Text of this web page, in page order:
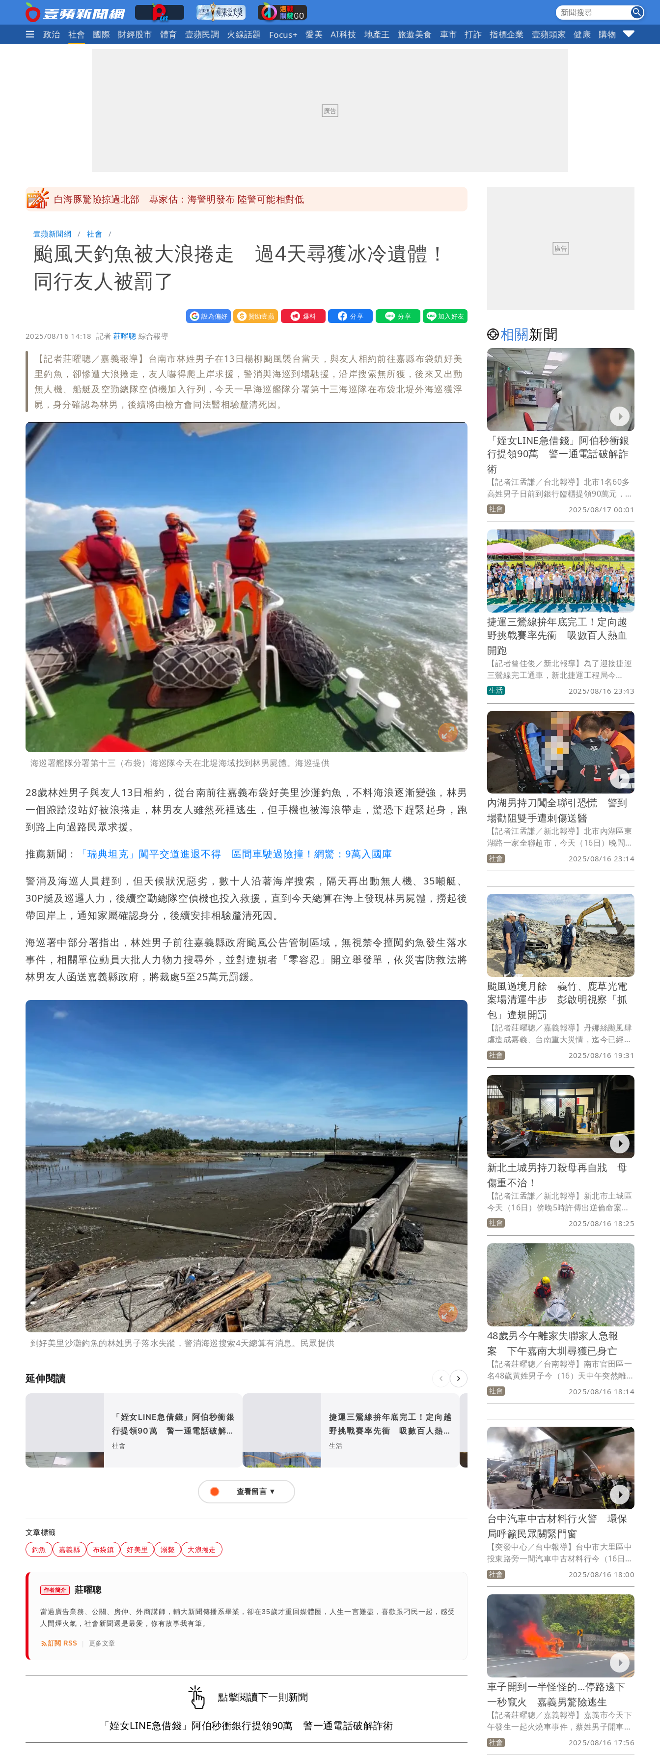
生活 政治 社會 國際 財經股市 體育 壹蘋民調 火線話題 Focus+ 愛美 AI科技 地產王 旅遊美食 車市 打詐 指標企業 壹蘋頭家 健康 購物 女神
「楊承勳」名字終於公開！被害人父淚喊「終於能交代」 捐500萬獎學金延續愛
壹蘋新聞網 社會
颱風天釣魚被大浪捲走 過4天尋獲冰冷遺體！
同行友人被罰了
設為偏好 贊助壹蘋 我要爆料
2025/08/16 14:18 記者莊曜聰 綜合報導
【記者莊曜聰／嘉義報導】台南市林姓男子在13日楊柳颱風襲台當天，與友人相約前往嘉縣布袋鎮好美
里釣魚，卻慘遭大浪捲走，友人嚇得爬上岸求援，警消與海巡到場馳援，沿岸搜索無所獲，後來又出動
無人機、船艇及空勤總隊空偵機加入行列，今天一早海巡艦隊分署第十三海巡隊在布袋北堤外海巡獲浮
屍，身分確認為林男，後續將由檢方會同法醫相驗釐清死因。
海巡署艦隊分署第十三（布袋）海巡隊今天在北堤海域找到林男屍體。海巡提供
28歲林姓男子與友人13日相約，從台南前往嘉義布袋好美里沙灘釣魚，不料海浪逐漸變強，林男
一個踉蹌沒站好被浪捲走，林男友人雖然死裡逃生，但手機也被海浪帶走，驚恐下趕緊起身，跑
到路上向過路民眾求援。
推薦新聞： 「瑞典坦克」闖平交道進退不得 區間車駛過險撞！網驚：9萬入國庫
警消及海巡人員趕到，但天候狀況惡劣，數十人沿著海岸搜索，隔天再出動無人機、35噸艇、
30P艇及巡邏人力，後續空勤總隊空偵機也投入救援，直到今天總算在海上發現林男屍體，撈起後
帶回岸上，通知家屬確認身分，後續安排相驗釐清死因。
海巡署中部分署指出，林姓男子前往嘉義縣政府颱風公告管制區域，無視禁令擅闖釣魚發生落水
事件，相關單位動員大批人力物力搜尋外，並對違規者「零容忍」開立舉發單，依災害防救法將
林男友人函送嘉義縣政府，將裁處5至25萬元罰鍰。
到好美里沙灘釣魚的林姓男子落水失蹤，警消海巡搜索4天總算有消息。民眾提供
延伸閱讀
「姪女LINE急借錢」阿伯秒衝銀
行提領90萬 警一通電話破解詐
術
社會
捷運三鶯線拚年底完工！定向越
野挑戰賽率先衝 吸數百人熱血
開跑
生活
內湖男持刀闖全聯引恐慌
場勸阻雙手遭刺傷送醫
社會
查看留言 ▼
文章標籤
釣魚 嘉義縣 布袋鎮 好美里 溺斃 大浪捲走
作者簡介 莊曜聰
當過廣告業務、公關、房仲、外商講師，輔大新聞傳播系畢業，卻在35歲才重回媒體圈，人生一言難盡，喜歡跟刁民一起，感受
人間煙火氣，社會新聞還是最愛，你有故事我有筆。
訂閱 RSS 更多文章
點擊閱讀下一則新聞
「姪女LINE急借錢」阿伯秒衝銀行提領90萬 警一通電話破解詐術
相關新聞
「姪女LINE急借錢」阿伯秒衝銀
行提領90萬 警一通電話破解詐
術
【記者江孟謙／台北報導】北市1名60多
高姓男子日前到銀行臨櫃提領90萬元，但
行員發覺有異，通報警方到場得知應是受
到詐騙，男子並表示為姪女要借錢，經警
方分析詐騙手法，還找到真正的姪女通話
求證，男子才得知受騙，打消提領念頭。
社會 2025/08/17 00:01
捷運三鶯線拚年底完工！定向越
野挑戰賽率先衝 吸數百人熱血
開跑
【記者曾佳俊／新北報導】為了迎接捷運
三鶯線完工通車，新北捷運工程局今
（16）日在三鶯線轉乘站LB01頂埔站周
邊，舉辦「登入三鶯！城市探險隊」定向
越野挑戰賽，以運動結合闖關的活動形
式，帶領大小朋友了解三鶯線特色、規劃
始末及工程小知識，並讓民眾探索城市角
落，活動吸引300人熱情參與，大批跑者
不畏艱辛、挑戰自我，就像三鶯線背後默
默付出的團隊一樣。
生活 2025/08/16 23:43
內湖男持刀闖全聯引恐慌 警到
場勸阻雙手遭刺傷送醫
【記者江孟謙／新北報導】北市內湖區東
湖路一家全聯超市，今天（16日）晚間9
時許傳出傷害案件，1名男子持水果刀闖
入全聯，引起民眾恐慌，警方獲報到場，
送醫，所幸無生命危險，而這名男子隨後
也被壓制一併送醫，詳細原因仍待警方調
查。
社會 2025/08/16 23:14
颱風過境月餘 義竹、鹿草光電
案場清運牛步 彭啟明視察「抓
包」違規開罰
【記者莊曜聰／嘉義報導】丹娜絲颱風肆
虐造成嘉義、台南重大災情，迄今已經1
月有餘，重建工作正陸續進行中，環境部
在嘉義縣環保局設立災後復原南部辦公
室，今（16）天舉行揭牌儀式，部長彭啓
明前往義竹、鹿草滯洪池視察光電案場清
運狀況，當場撞見業者在現場將光電板破
碎後再裝袋運送，違反《廢棄物清理法》
將再開罰。
社會 2025/08/16 19:31
新北土城男持刀殺母再自戕 母
傷重不治！
【記者江孟謙／新北報導】新北市土城區
今天（16日）傍晚5時許傳出逆倫命案，1
名男子疑似與母親發生爭吵，一怒之下竟
拿超砍殺老母親，警消獲報到場時，老婦
人已經無生命跡象，而行兇的兒子犯案後
拿刀自殘，目前2人都已送醫急救，老婦
人經過搶救後仍傷重不治，詳細情況仍待
釐清。
社會 2025/08/16 18:25
48歲男今午離家失聯家人急報
案 下午嘉南大圳尋獲已身亡
【記者莊曜聰／台南報導】南市官田區一
名48歲黃姓男子今（16）天中午突然離
家，家人遍尋不著，趕緊通報警消求援，
轄區警方先在嘉南大圳找到黃男騎乘的微
動無人機、船艇及人車搜尋，下午3時許
在大圳官田中脇段尋獲，已經明顯死亡，
家屬確認後警方將報請檢察官相驗釐清確
切死因。
社會 2025/08/16 18:14
台中汽車中古材料行火警 環保
局呼籲民眾關緊門窗
【突發中心／台中報導】台中市大里區中
投東路旁一間汽車中古材料行今（16日）
中午發生火警，熊熊火焰、大量濃煙瞬間
瀰漫周遭，火勢迅速控制，環保局也發出
火警空污快訊，籲請民中關緊門窗。
社會 2025/08/16 18:00
車子開到一半怪怪的...停路邊下
一秒竄火 嘉義男驚險逃生
【記者莊曜聰／嘉義報導】嘉義市今天下
午發生一起火燒車事件，蔡姓男子開車從
竹崎鄉到嘉義市市區，行經林森東路靠近
阿里山小火車鐵道路段時，他感覺車況有
社會 2025/08/16 17:56